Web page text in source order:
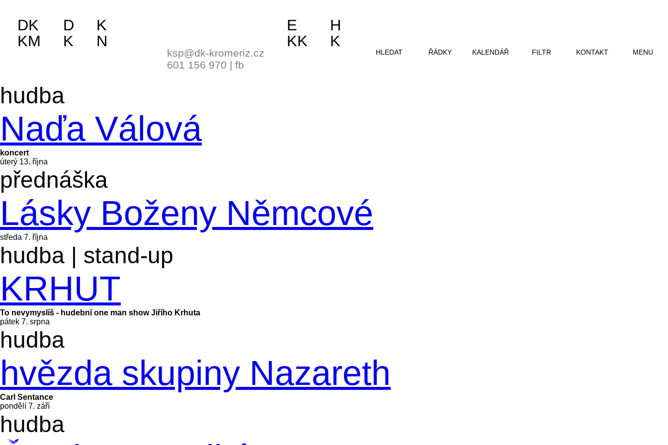
hudba
Naďa Válová
koncert
úterý 13. října
přednáška
Lásky Boženy Němcové
středa 7. října
hudba | stand-up
KRHUT
To nevymyslíš - hudební one man show Jiřího Krhuta
pátek 7. srpna
hudba
hvězda skupiny Nazareth
Carl Sentance
pondělí 7. září
KOUPIT
hudba
DK
KM
D
K
K
N
ksp@dk-kromeriz.cz
601 156 970 | fb
E
KK
H
K
HLEDAT ŘÁDKY KALENDÁŘ FILTR KONTAKT MENU